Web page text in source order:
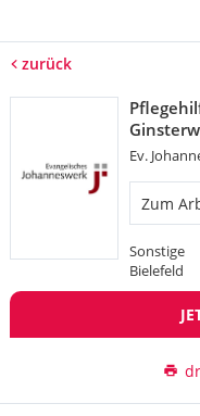
zurück
Ev.
Zum
Sonstige
Bielefeld